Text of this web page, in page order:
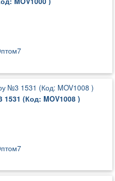
(Код: MOV1008 )